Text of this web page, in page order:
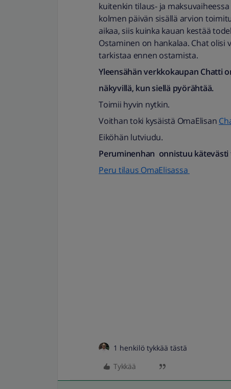
kuitenkin tilaus- ja
kolmen päivän sisällä arvion
aikaa, siis kuinka kauan kestää
Ostaminen on hankalaa. Chat
tarkistaa ennen ostamista.
Yleensähän verkkokaupan Chatti
näkyvillä, kun siellä pyörähtää.
Toimii hyvin nytkin.
Voithan toki kysäistä OmaElisan
Eiköhän lutviudu.
Peruminenhan onnistuu kätevästi
Peru tilaus OmaElisassa
1 henkilö tykkää tästä
Tykkää